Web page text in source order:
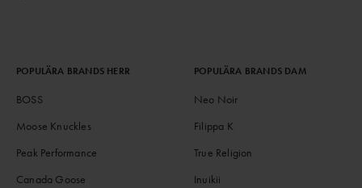
POPULÄRA BRANDS HERR
BOSS
Moose Knuckles
Peak Performance
Canada Goose
POPULÄRA BRANDS DAM
Neo Noir
Filippa K
True Religion
Inuikii